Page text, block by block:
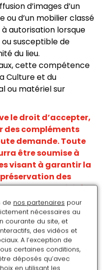
d’images d’un
ou d’un mobilier classé
autorisation lorsque
susceptible de
du lieu.
cette compétence
Culture et du
ou matériel sur
le droit d’accepter,
des compléments
demande. Toute
être soumise à
visant à garantir la
des
des activités
de
de nos partenaires pour
nécessaires au
courante du site, et
des vidéos et
A l’exception de
certaines conditions,
déposés qu’avec
en utilisant les